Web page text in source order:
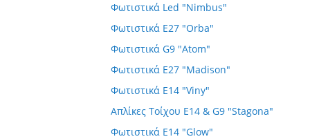
Φωτιστικά Led "Nimbus"
Φωτιστικά E27 "Orba"
Φωτιστικά G9 "Atom"
Φωτιστικά E27 "Madison"
Φωτιστικά E14 "Viny"
Απλίκες Τοίχου E14 & G9 "Stagona"
Φωτιστικά E14 "Glow"